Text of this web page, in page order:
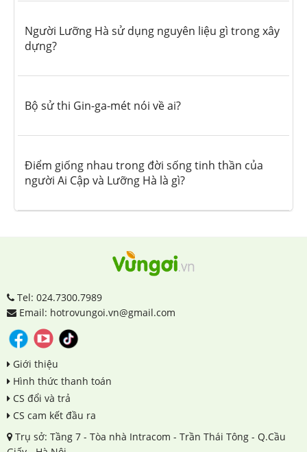
Người Lưỡng Hà sử dụng nguyên liệu gì trong xây
dựng?
Bộ sử thi Gin-ga-mét nói về ai?
Điểm giống nhau trong đời sống tinh thần của
người Ai Cập và Lưỡng Hà là gì?
Tel: 024.7300.7989
Email: hotrovungoi.vn@gmail.com
Giới thiệu
Hình thức thanh toán
CS đổi và trả
CS cam kết đầu ra
Trụ sở: Tầng 7 - Tòa nhà Intracom - Trần Thái Tông - Q.Cầu